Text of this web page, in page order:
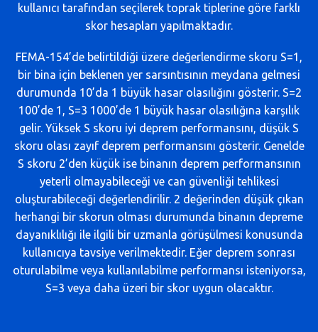
kullanıcı tarafından seçilerek toprak tiplerine göre farklı
skor hesapları yapılmaktadır.
FEMA-154’de belirtildiği üzere değerlendirme skoru S=1,
bir bina için beklenen yer sarsıntısının meydana gelmesi
durumunda 10’da 1 büyük hasar olasılığını gösterir. S=2
100’de 1, S=3 1000’de 1 büyük hasar olasılığına karşılık
gelir. Yüksek S skoru iyi deprem performansını, düşük S
skoru olası zayıf deprem performansını gösterir. Genelde
S skoru 2’den küçük ise binanın deprem performansının
yeterli olmayabileceği ve can güvenliği tehlikesi
oluşturabileceği değerlendirilir. 2 değerinden düşük çıkan
herhangi bir skorun olması durumunda binanın depreme
dayanıklılığı ile ilgili bir uzmanla görüşülmesi konusunda
kullanıcıya tavsiye verilmektedir. Eğer deprem sonrası
oturulabilme veya kullanılabilme performansı isteniyorsa,
S=3 veya daha üzeri bir skor uygun olacaktır.